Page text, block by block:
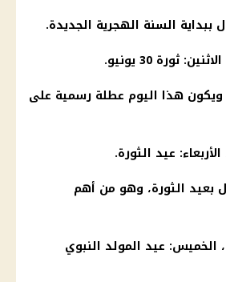
ببداية السنة الهجرية الجديدة.
30 يونيو، ويكون هذا اليوم عطلة رسمية على
بعيد الثورة، وهو من أهم
4 سبتمبر 2025، الخميس: عيد المولد النبوي